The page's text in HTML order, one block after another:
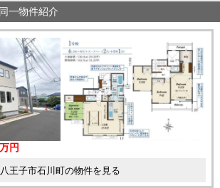
一物件紹介
円
八王子市石川町の物件を見る